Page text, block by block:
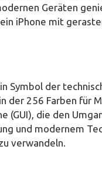
Geräten
iPhone mit
Symbol der
der 256 Farben für
(GUI), die den
und modernem
verwandeln.